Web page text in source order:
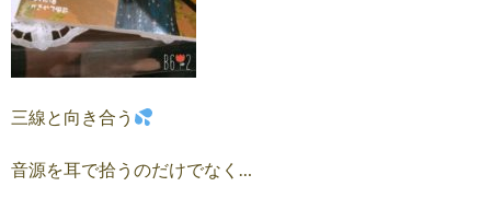
三線と向き合う
音源を耳で拾うのだけでなく…